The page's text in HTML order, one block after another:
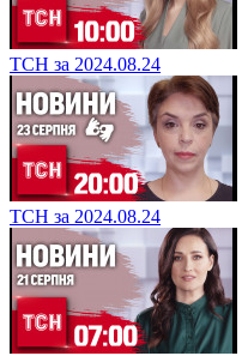
ТСН за 2024.08.24
ТСН за 2024.08.24